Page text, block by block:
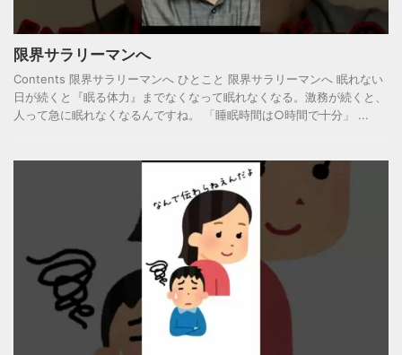
限界サラリーマンへ
Contents 限界サラリーマンへ ひとこと 限界サラリーマンへ 眠れない
日が続くと『眠る体力』までなくなって眠れなくなる。激務が続くと、
人って急に眠れなくなるんですね。 「睡眠時間は○時間で十分」 ...